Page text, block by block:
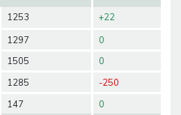
1253
1297
1505
1285
147
+22
0
0
-250
0